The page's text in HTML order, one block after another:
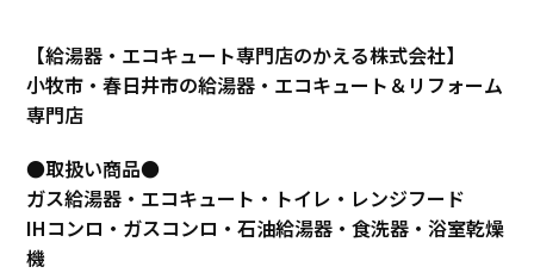
【給湯器・エコキュート専門店のかえる株式会社】
小牧市・春日井市の給湯器・エコキュート＆リフォーム
専門店
●取扱い商品●
ガス給湯器・エコキュート・トイレ・レンジフード
IHコンロ・ガスコンロ・石油給湯器・食洗器・浴室乾燥
機